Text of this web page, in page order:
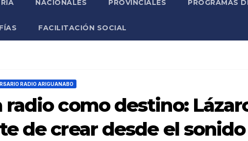
NACIONALES PROVINCIALES PROGRAMAS
FACILITACIÓN SOCIAL
RADIO ARIGUANABO
radio como destino:
de crear desde el sonido